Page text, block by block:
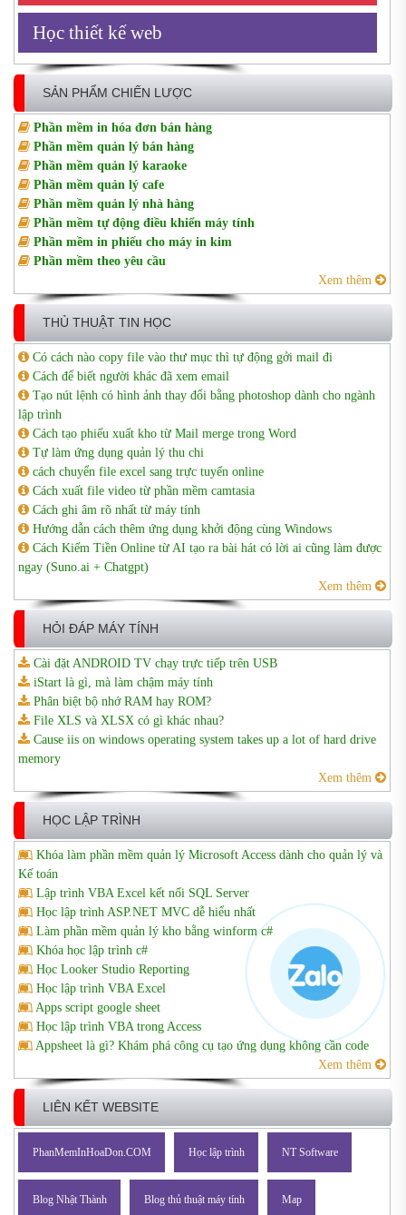
Học thiết kế web
SẢN PHẨM CHIẾN LƯỢC
Phần mềm in hóa đơn bán hàng
Phần mềm quản lý bán hàng
Phần mềm quản lý karaoke
Phần mềm quản lý cafe
Phần mềm quản lý nhà hàng
Phần mềm tự động điều khiển máy tính
Phần mềm in phiếu cho máy in kim
Phần mềm theo yêu cầu
Xem thêm
THỦ THUẬT TIN HỌC
Có cách nào copy file vào thư mục thì tự động gởi mail đi
Cách để biết người khác đã xem email
Tạo nút lệnh có hình ảnh thay đổi bằng photoshop dành cho ngành
lập trình
Cách tạo phiếu xuất kho từ Mail merge trong Word
Tự làm ứng dụng quản lý thu chi
cách chuyển file excel sang trực tuyến online
Cách xuất file video từ phần mềm camtasia
Cách ghi âm rõ nhất từ máy tính
Hướng dẫn cách thêm ứng dụng khởi động cùng Windows
Cách Kiếm Tiền Online từ AI tạo ra bài hát có lời ai cũng làm được
ngay (Suno.ai + Chatgpt)
Xem thêm
HỎI ĐÁP MÁY TÍNH
Cài đặt ANDROID TV chạy trực tiếp trên USB
iStart là gì, mà làm chậm máy tính
Phân biệt bộ nhớ RAM hay ROM?
File XLS và XLSX có gì khác nhau?
Cause iis on windows operating system takes up a lot of hard drive
memory
Xem thêm
HỌC LẬP TRÌNH
Khóa làm phần mềm quản lý Microsoft Access dành cho quản lý và
Kế toán
Lập trình VBA Excel kết nối SQL Server
Học lập trình ASP.NET MVC dễ hiểu nhất
Làm phần mềm quản lý kho bằng winform c#
Khóa học lập trình c#
Học Looker Studio Reporting
Học lập trình VBA Excel
Apps script google sheet
Học lập trình VBA trong Access
Appsheet là gì? Khám phá công cụ tạo ứng dụng không cần code
Xem thêm
LIÊN KẾT WEBSITE
PhanMemInHoaDon.COM Học lập trình NT Software
Blog Nhật Thành Blog thủ thuật máy tính Map